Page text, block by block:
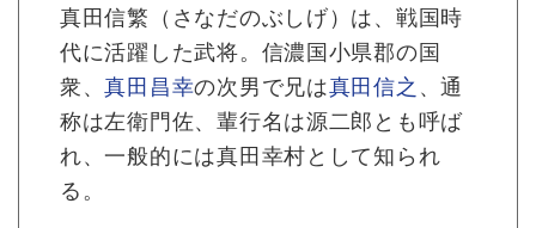
真田信繁（さなだのぶしげ）は、戦国時
代に活躍した武将。信濃国小県郡の国
衆、真田昌幸の次男で兄は真田信之 、通
称は左衛門佐、輩行名は源二郎とも呼ば
れ、一般的には真田幸村として知られ
る。